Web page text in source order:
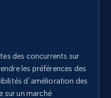
Gtin,
Top reviews, and
des concurrents sur
les préférences des
d'amélioration des
sur un marché